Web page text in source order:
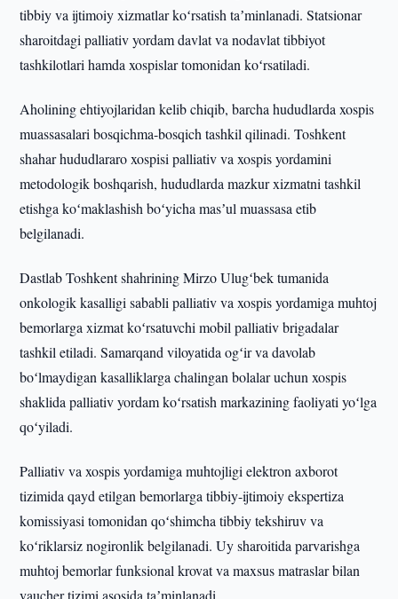
tibbiy va ijtimoiy xizmatlar koʻrsatish taʼminlanadi. Statsionar
sharoitdagi palliativ yordam davlat va nodavlat tibbiyot
tashkilotlari hamda xospislar tomonidan koʻrsatiladi.
Aholining ehtiyojlaridan kelib chiqib, barcha hududlarda xospis
muassasalari bosqichma-bosqich tashkil qilinadi. Toshkent
shahar hududlararo xospisi palliativ va xospis yordamini
metodologik boshqarish, hududlarda mazkur xizmatni tashkil
etishga koʻmaklashish boʻyicha masʼul muassasa etib
belgilanadi.
Dastlab Toshkent shahrining Mirzo Ulugʻbek tumanida
onkologik kasalligi sababli palliativ va xospis yordamiga muhtoj
bemorlarga xizmat koʻrsatuvchi mobil palliativ brigadalar
tashkil etiladi. Samarqand viloyatida ogʻir va davolab
boʻlmaydigan kasalliklarga chalingan bolalar uchun xospis
shaklida palliativ yordam koʻrsatish markazining faoliyati yoʻlga
qoʻyiladi.
Palliativ va xospis yordamiga muhtojligi elektron axborot
tizimida qayd etilgan bemorlarga tibbiy-ijtimoiy ekspertiza
komissiyasi tomonidan qoʻshimcha tibbiy tekshiruv va
koʻriklarsiz nogironlik belgilanadi. Uy sharoitida parvarishga
muhtoj bemorlar funksional krovat va maxsus matraslar bilan
vaucher tizimi asosida taʼminlanadi.